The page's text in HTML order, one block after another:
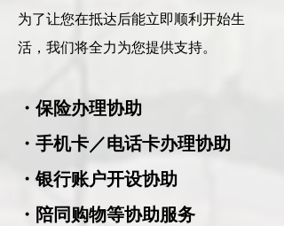
为了让您在抵达后能立即顺利开始生
活，我们将全力为您提供支持。
・保险办理协助
・手机卡／电话卡办理协助
・银行账户开设协助
・陪同购物等协助服务